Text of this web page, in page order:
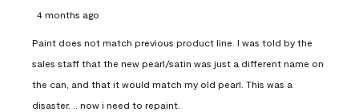
4 months ago
Paint does not match previous product line. I was told by the
sales staff that the new pearl/satin was just a different name on
the can, and that it would match my old pearl. This was a
disaster. .. now i need to repaint.